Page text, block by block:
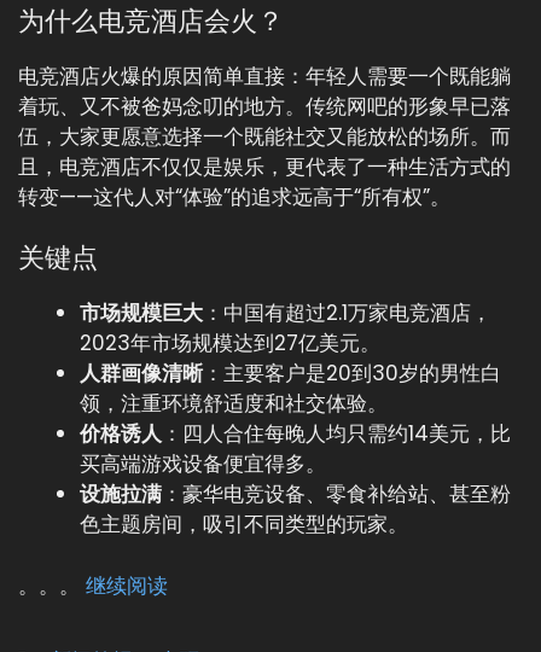
为什么电竞酒店会火？
电竞酒店火爆的原因简单直接：年轻人需要一个既能躺
着玩、又不被爸妈念叨的地方。传统网吧的形象早已落
伍，大家更愿意选择一个既能社交又能放松的场所。而
且，电竞酒店不仅仅是娱乐，更代表了一种生活方式的
转变——这代人对“体验”的追求远高于“所有权”。
关键点
市场规模巨大：中国有超过2.1万家电竞酒店，
2023年市场规模达到27亿美元。
人群画像清晰：主要客户是20到30岁的男性白
领，注重环境舒适度和社交体验。
价格诱人：四人合住每晚人均只需约14美元，比
买高端游戏设备便宜得多。
设施拉满 ：豪华电竞设备、零食补给站、甚至粉
色主题房间，吸引不同类型的玩家。
。。。 继续阅读